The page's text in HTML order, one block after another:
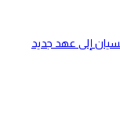
إلى عهد جديد